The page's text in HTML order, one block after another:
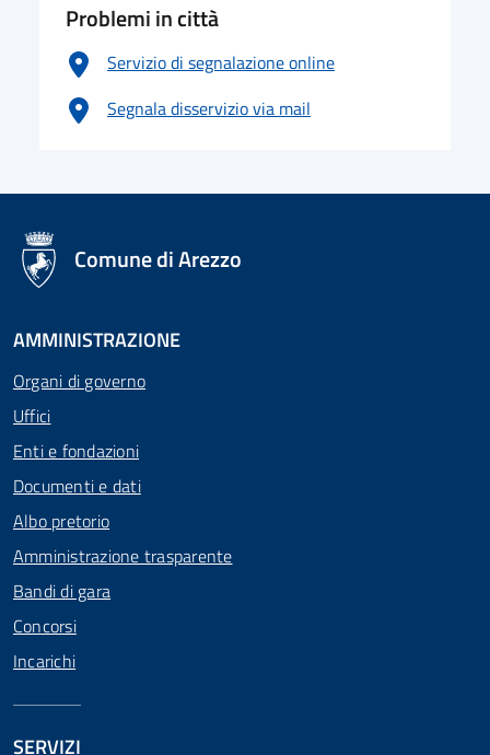
Problemi in città
Servizio di segnalazione online
Segnala disservizio via mail
logo Unione Europea
Comune di Arezzo
AMMINISTRAZIONE
Organi di governo
Uffici
Enti e fondazioni
Documenti e dati
Albo pretorio
Amministrazione trasparente
Bandi di gara
Concorsi
Incarichi
SERVIZI